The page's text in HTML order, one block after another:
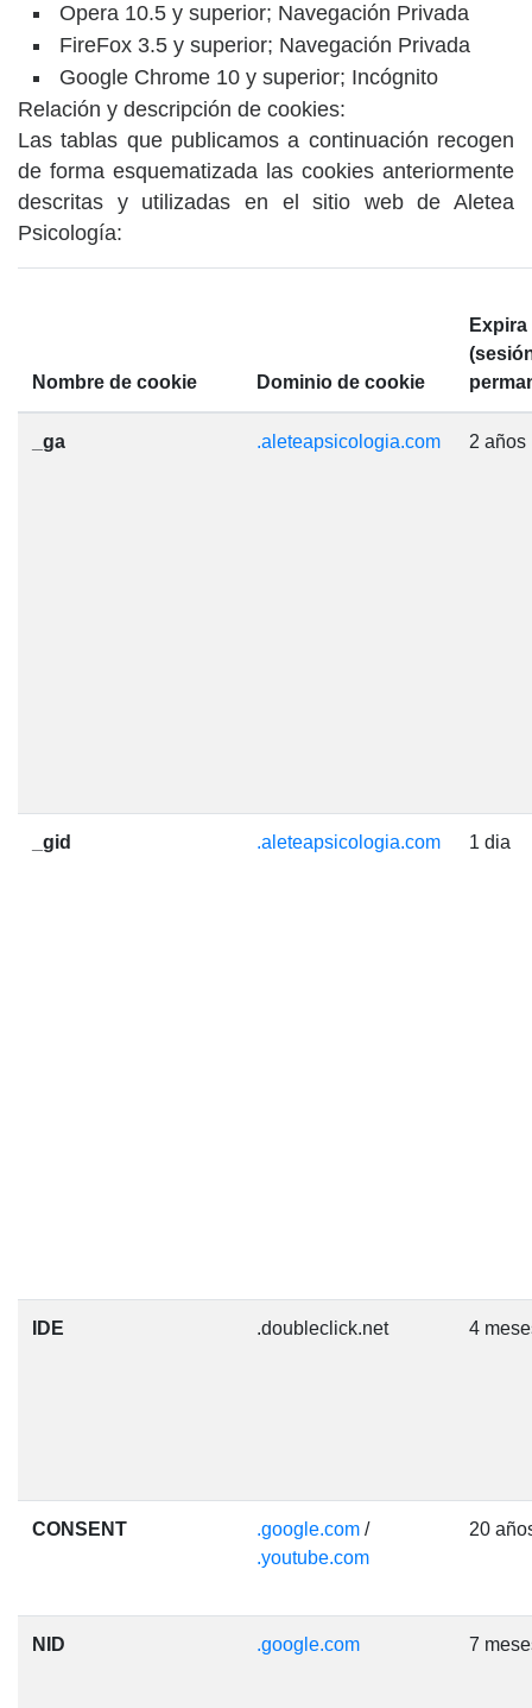
Opera 10.5 y superior; Navegación Privada
FireFox 3.5 y superior; Navegación Privada
Google Chrome 10 y superior; Incógnito
Relación y descripción de cookies:
Las tablas que publicamos a continuación recogen
de forma esquematizada las cookies anteriormente
descritas y utilizadas en el sitio web de Aletea
Psicología:
Nombre de cookie Dominio de cookie
Expira
_ga .aleteapsicologia.com 2 años
_gid .aleteapsicologia.com 1 dia
IDE .doubleclick.net 4
CONSENT .google.com /
.youtube.com
20
NID .google.com 7